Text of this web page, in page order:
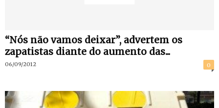
“Nós não vamos deixar”, advertem os
zapatistas diante do aumento das...
06/09/2012 0